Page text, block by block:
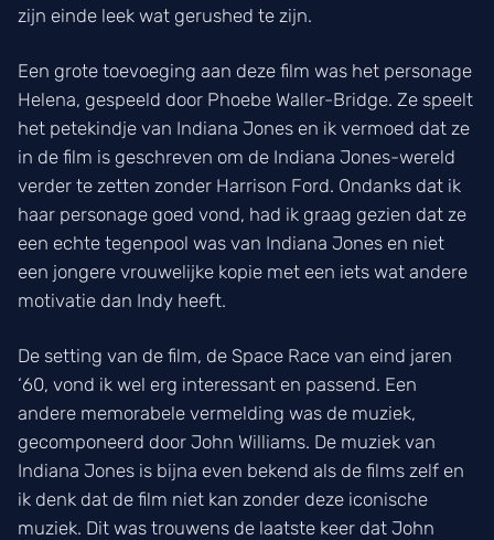
zijn einde leek wat gerushed te zijn.
Een grote toevoeging aan deze film was het personage
Helena, gespeeld door Phoebe Waller-Bridge. Ze speelt
het petekindje van Indiana Jones en ik vermoed dat ze
in de film is geschreven om de Indiana Jones-wereld
verder te zetten zonder Harrison Ford. Ondanks dat ik
haar personage goed vond, had ik graag gezien dat ze
een echte tegenpool was van Indiana Jones en niet
een jongere vrouwelijke kopie met een iets wat andere
motivatie dan Indy heeft.
De setting van de film, de Space Race van eind jaren
‘60, vond ik wel erg interessant en passend. Een
andere memorabele vermelding was de muziek,
gecomponeerd door John Williams. De muziek van
Indiana Jones is bijna even bekend als de films zelf en
ik denk dat de film niet kan zonder deze iconische
muziek. Dit was trouwens de laatste keer dat John